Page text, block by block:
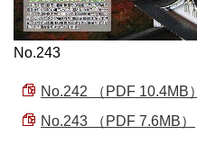
No.243
No.242 （PDF 10.4MB）
No.243 （PDF 7.6MB）